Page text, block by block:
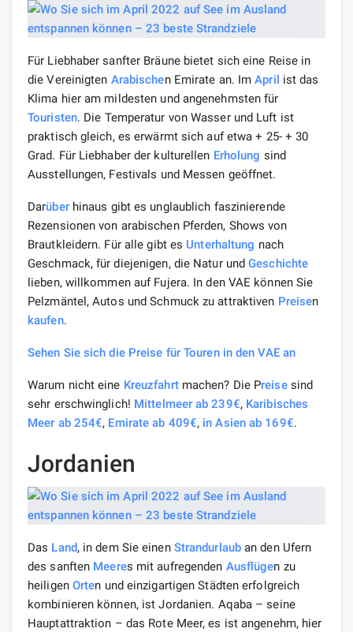
Für Liebhaber sanfter Bräune bietet sich eine Reise in
die Vereinigten Arabischen Emirate an. ImApril ist das
Klima hier am mildesten und angenehmsten für
Touristen. Die Temperatur von Wasser und Luft ist
praktisch gleich, es erwärmt sich auf etwa + 25- + 30
Grad. Für Liebhaber der kulturellen Erholung sind
Ausstellungen, Festivals und Messen geöffnet.
Darüberhinaus gibt es unglaublich faszinierende
Rezensionen von arabischen Pferden, Shows von
Brautkleidern. Für alle gibt es Unterhaltung nach
Geschmack, für diejenigen, die Natur undGeschichte
lieben, willkommen auf Fujera. In den VAE können Sie
Pelzmäntel, Autos und Schmuck zu attraktiven Preisen
kaufen.
Sehen Sie sich die Preise für Touren in den VAE an
Warum nicht eine Kreuzfahrtmachen? Die Preisesind
sehr erschwinglich! Mittelmeer ab 239€, Karibisches
Meer ab 254€, Emirate ab 409€, in Asien ab 169€.
Jordanien
Das Land, in dem Sie einen Strandurlauban den Ufern
des sanften Meeres mit aufregenden Ausflügen zu
heiligen Orten und einzigartigen Städten erfolgreich
kombinieren können, ist Jordanien. Aqaba – seine
Hauptattraktion – das Rote Meer, es ist angenehm, hier